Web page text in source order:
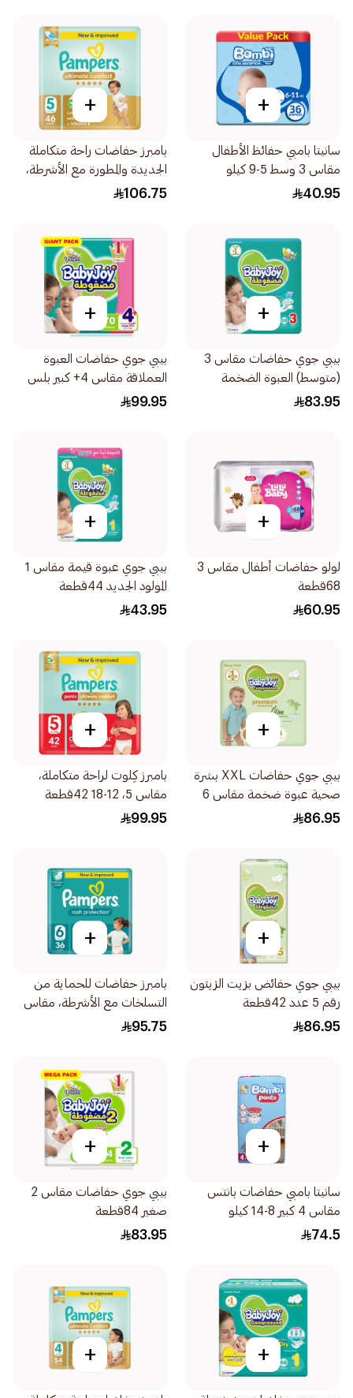
+
سانيتا بامبي حفائظ الأطفال
مقاس 3 وسط 5-9 كيلو
36قطعة
40.95
+
بامبرز حفاضات راحة متكاملة
الجديدة والمطورة مع الأشرطة،
مقاس 5، 11-16 46قطعة
106.75
+
بيبي جوي حفاضات مقاس 3
(متوسط) العبوة الضخمة
68قطعة
83.95
+
بيبي جوي حفاضات العبوة
العملاقة مقاس 4+ كبير بلس
70قطعة
99.95
+
لولو حفاضات أطفال مقاس 3
68قطعة
60.95
+
بيبي جوي عبوة قيمة مقاس 1
المولود الجديد 44قطعة
43.95
+
بيبي جوي حفاضات XXL بشرة
صحية عبوة ضخمة مقاس 6
34قطعة
86.95
+
بامبرز كِلوت لراحة متكاملة،
مقاس 5، 12-18 42قطعة
99.95
+
بيبي جوي حفائض بزيت الزيتون
رقم 5 عدد 42قطعة
86.95
+
بامبرز حفاضات للحماية من
التسلخات مع الأشرطة، مقاس
6، 13 36قطعة
95.75
+
سانيتا بامبي حفاضات بانتس
مقاس 4 كبير 8-14 كيلو
50قطعة
74.5
+
بيبي جوي حفاضات مقاس 2
صغير 84قطعة
83.95
+
+